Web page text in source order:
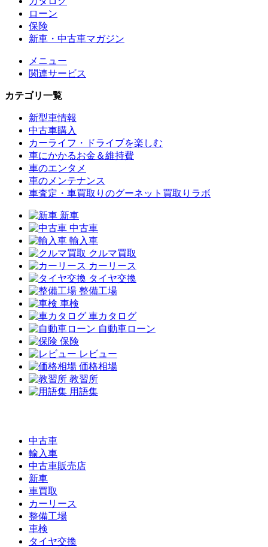
ローン
保険
新車・中古車マガジン
メニュー
関連サービス
カテゴリ一覧
新型車情報
中古車購入
カーライフ・ドライブを楽しむ
車にかかるお金＆維持費
車のエンタメ
車のメンテナンス
車査定・車買取りのグーネット買取りラボ
新車
中古車
輸入車
クルマ買取
カーリース
タイヤ交換
整備工場
車検
車カタログ
自動車ローン
保険
レビュー
価格相場
教習所
用語集
中古車
輸入車
中古車販売店
新車
車買取
カーリース
整備工場
車検
タイヤ交換